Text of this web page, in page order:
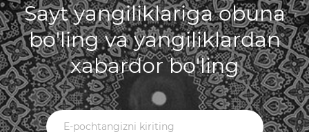
Sayt yangiliklariga obuna
bo'ling va yangiliklardan
xabardor bo'ling